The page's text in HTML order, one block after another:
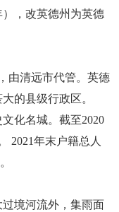
，改英德州为英德
由清远市代管。英德
的县级行政区。
化名城。截至2020
2021年末户籍总人
境河流外，集雨面